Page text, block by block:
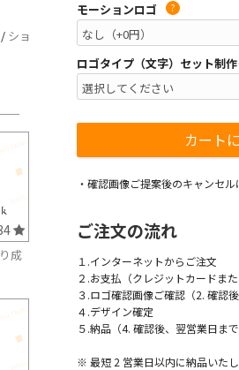
/ ショ
成
モーションロゴ ?
ロゴタイプ（文字）セット制
・確認画像ご提案後のキャンセ
ご注文の流れ
１.インターネットからご注文
２.お支払（クレジットカードまた
３.ロゴ確認画像ご確認（2. 確認
４.デザイン確定
５.納品（4. 確認後、翌営業日まで
※ 最短 2 営業日以内に納品いたし